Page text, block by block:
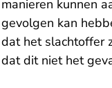
manieren kunnen
gevolgen kan
dat het slachtoffer
dat dit niet het